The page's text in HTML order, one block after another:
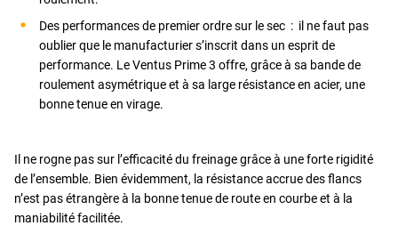
Des performances de premier ordre sur le sec : il ne faut pas
oublier que le manufacturier s’inscrit dans un esprit de
performance. Le Ventus Prime 3 offre, grâce à sa bande de
roulement asymétrique et à sa large résistance en acier, une
bonne tenue en virage.
Il ne rogne pas sur l’efficacité du freinage grâce à une forte rigidité
de l’ensemble. Bien évidemment, la résistance accrue des flancs
n’est pas étrangère à la bonne tenue de route en courbe et à la
maniabilité facilitée.